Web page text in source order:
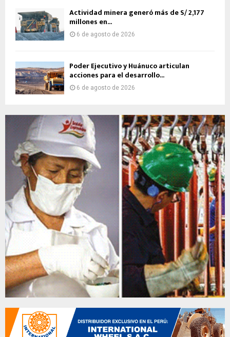
Actividad minera generó más de S/ 2,177
millones en...
6 de agosto de 2026
Poder Ejecutivo y Huánuco articulan
acciones para el desarrollo...
6 de agosto de 2026